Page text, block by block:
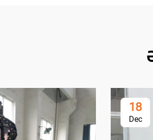
18
Dec